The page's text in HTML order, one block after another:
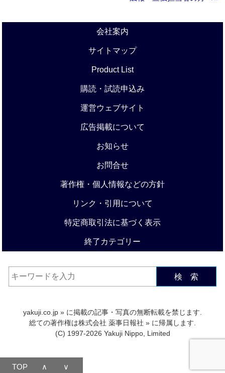
会社案内
サイトマップ
Product List
購読・試読申込み
運営ウェブサイト
広告掲載について
お知らせ
お問合せ
著作権・個人情報などの方針
リンク・引用について
特定商取引法に基づく表示
終了カテゴリー
検 索
yakuji.co.jp » に掲載の記事・写真の無断転載を禁じます.
総ての著作権は株式会社 薬事日報社 » に帰属します.
(C) 1997-2026 Yakuji Nippo, Limited
TOP ∧ ∨